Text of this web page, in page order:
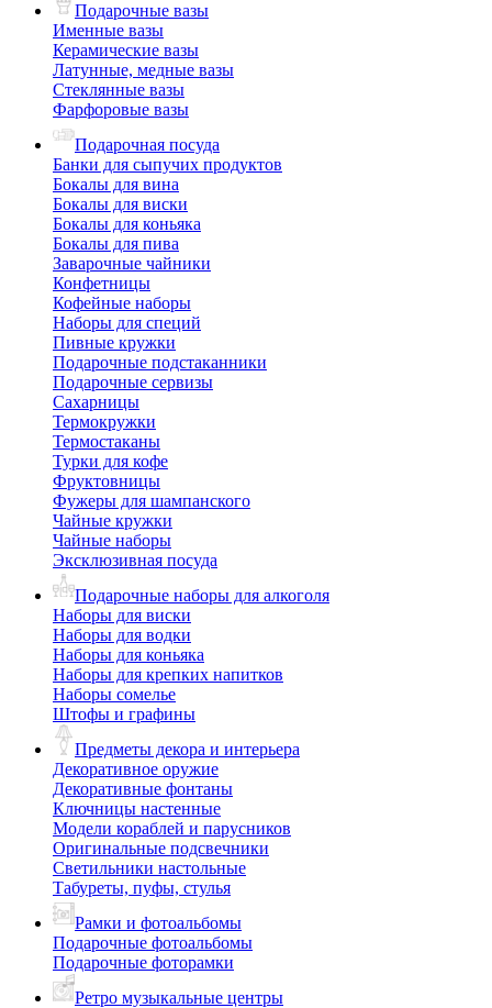
Подарочные вазы
Именные вазы
Керамические вазы
Латунные, медные вазы
Стеклянные вазы
Фарфоровые вазы
Подарочная посуда
Банки для сыпучих продуктов
Бокалы для вина
Бокалы для виски
Бокалы для коньяка
Бокалы для пива
Заварочные чайники
Конфетницы
Кофейные наборы
Наборы для специй
Пивные кружки
Подарочные подстаканники
Подарочные сервизы
Сахарницы
Термокружки
Термостаканы
Турки для кофе
Фруктовницы
Фужеры для шампанского
Чайные кружки
Чайные наборы
Эксклюзивная посуда
Подарочные наборы для алкоголя
Наборы для виски
Наборы для водки
Наборы для коньяка
Наборы для крепких напитков
Наборы сомелье
Штофы и графины
Предметы декора и интерьера
Декоративное оружие
Декоративные фонтаны
Ключницы настенные
Модели кораблей и парусников
Оригинальные подсвечники
Светильники настольные
Табуреты, пуфы, стулья
Рамки и фотоальбомы
Подарочные фотоальбомы
Подарочные фоторамки
Ретро музыкальные центры